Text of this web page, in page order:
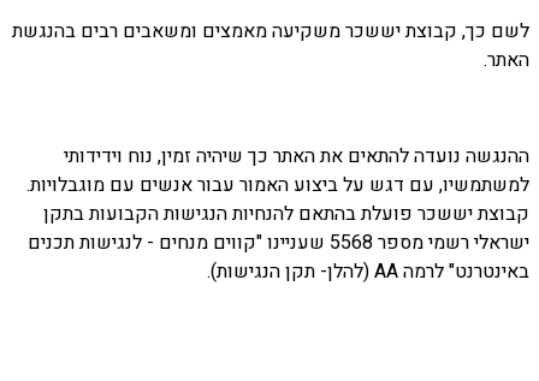
לשם כך, קבוצת יששכר משקיעה מאמצים ומשאבים רבים בהנגשת
האתר.
ההנגשה נועדה להתאים את האתר כך שיהיה זמין, נוח וידידותי
למשתמשיו, עם דגש על ביצוע האמור עבור אנשים עם מוגבלויות.
קבוצת יששכר פועלת בהתאם להנחיות הנגישות הקבועות בתקן
ישראלי רשמי מספר 5568 שעניינו "קווים מנחים - לנגישות תכנים
באינטרנט" לרמה AA (להלן- תקן הנגישות).